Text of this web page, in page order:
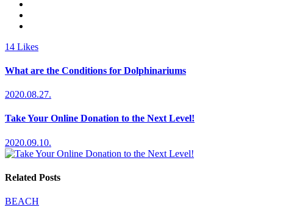
14 Likes
What are the Conditions for Dolphinariums
2020.08.27.
Take Your Online Donation to the Next Level!
2020.09.10.
Related Posts
BEACH